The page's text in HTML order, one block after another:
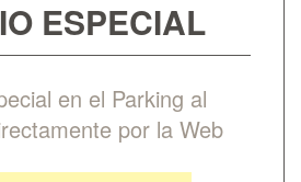
ESPECIAL
en el Parking al
por la Web